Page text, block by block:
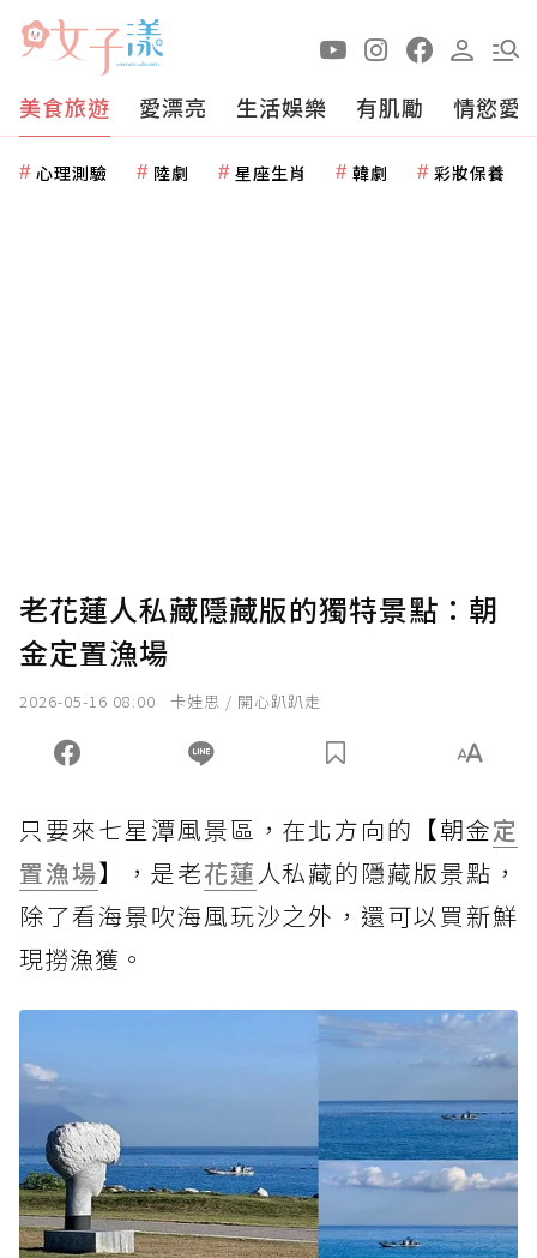
美食旅遊 愛漂亮 生活娛樂 有肌勵 情慾愛
心理測驗 陸劇 星座生肖 韓劇 彩妝保養
老花蓮人私藏隱藏版的獨特景點：朝
金定置漁場
2026-05-16 08:00 卡娃思 / 開心趴趴走
只要來七星潭風景區，在北方向的 【朝金定
置漁場】 ，是老花蓮 人私藏的隱藏版景點，
除了看海景吹海風玩沙之外，還可以買新鮮
現撈漁獲。